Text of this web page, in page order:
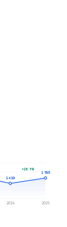
1 410
2024
1 705
2025
+20.9%